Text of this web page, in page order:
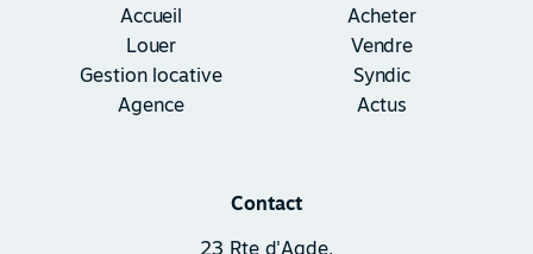
Accueil
Acheter
Louer
Vendre
Gestion locative
Syndic
Agence
Actus
Contact
23 Rte d'Agde,